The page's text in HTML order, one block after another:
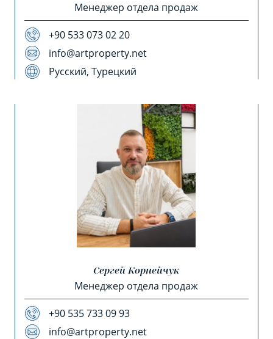
Менеджер отдела продаж
+90 533 073 02 20
info@artproperty.net
Русский, Турецкий
Сергей Корнейчук
Менеджер отдела продаж
+90 535 733 09 93
info@artproperty.net